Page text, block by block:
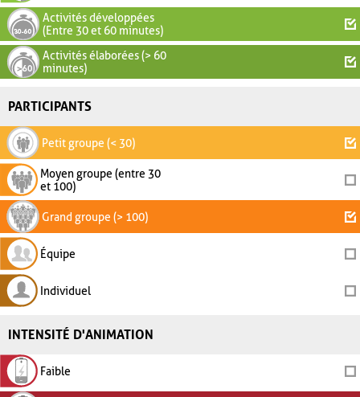
Activités développées
(Entre 30 et 60 minutes)
Activités élaborées (> 60
minutes)
PARTICIPANTS
Petit groupe (< 30)
Moyen groupe (entre 30
et 100)
Grand groupe (> 100)
Équipe
Individuel
INTENSITÉ D'ANIMATION
Faible